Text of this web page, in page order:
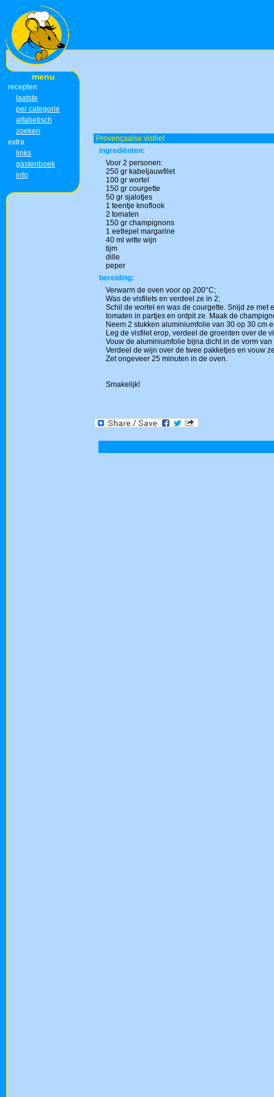
menu
recepten
laatste
per categorie
alfabetisch
zoeken
extra
links
gastenboek
info
Provençaalse visfilet
ingrediënten:
Voor 2 personen:
250 gr kabeljauwfilet
100 gr wortel
150 gr courgette
50 gr sjalotjes
1 teentje knoflook
2 tomaten
150 gr champignons
1 eetlepel margarine
40 ml witte wijn
tijm
dille
peper
bereiding:
Verwarm de oven voor op 200°C;
Was de visfilets en verdeel ze in 2;
Schil de wortel en was de courgette. Snijd ze
tomaten in partjes en ontpit ze. Maak de
Neem 2 stukken aluminiumfolie van 30 op 30 cm
Leg de visfilet erop, verdeel de groenten over de
Vouw de aluminiumfolie bijna dicht in de vorm
Verdeel de wijn over de twee pakketjes en vouw
Zet ongeveer 25 minuten in de oven.
Smakelijk!